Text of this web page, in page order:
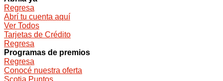
Regresa
Abrí tu cuenta aquí
Ver Todos
Tarjetas de Crédito
Regresa
Programas de premios
Regresa
Conocé nuestra oferta
Scotia Puntos